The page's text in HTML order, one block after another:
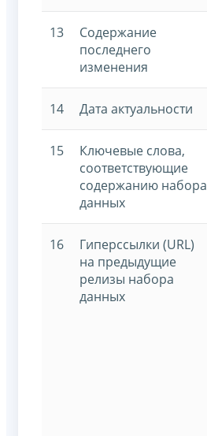
13
Содержание
последнего
изменения
14 Дата актуальности
15
Ключевые слова,
соответствующие
содержанию набора
данных
16
Гиперссылки (URL)
на предыдущие
релизы набора
данных